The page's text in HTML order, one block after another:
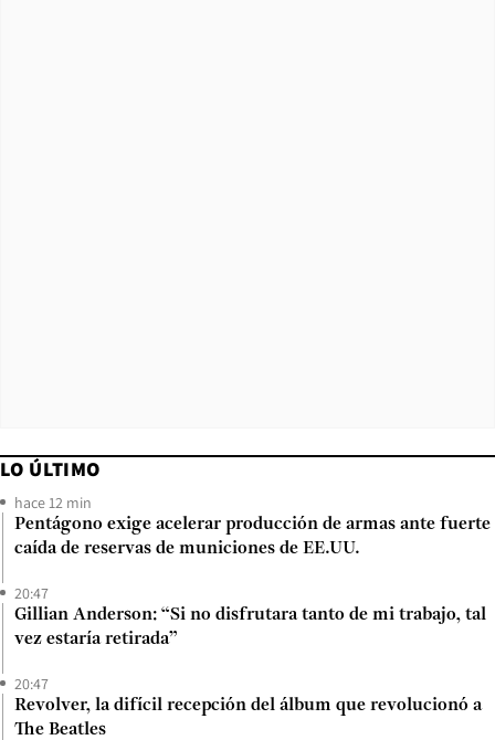
LO ÚLTIMO
hace 12 min
Pentágono exige acelerar producción de armas ante fuerte
caída de reservas de municiones de EE.UU.
20:47
Gillian Anderson: “Si no disfrutara tanto de mi trabajo, tal
vez estaría retirada”
20:47
Revolver, la difícil recepción del álbum que revolucionó a
The Beatles